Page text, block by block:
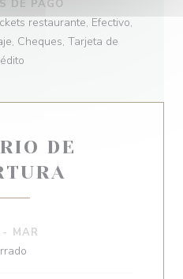
DE PAGO
restaurante, Efectivo,
Cheques, Tarjeta de
DE
- MAR